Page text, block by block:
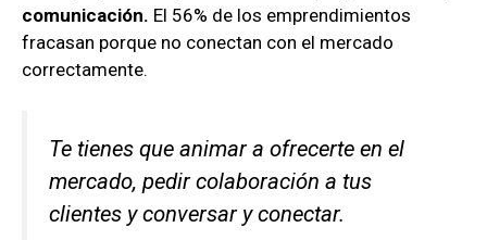
comunicación. El 56% de los emprendimientos
fracasan porque no conectan con el mercado
correctamente.
Te tienes que animar a ofrecerte en el
mercado, pedir colaboración a tus
clientes y conversar y conectar.